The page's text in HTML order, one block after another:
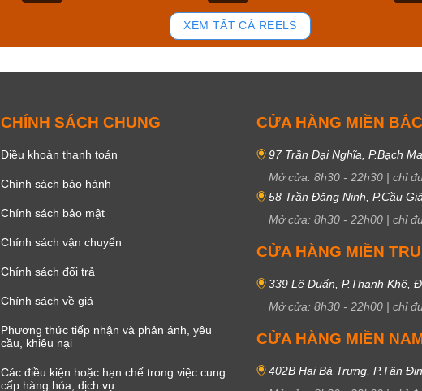
51
XEM TẤT CẢ REELS
CHÍNH SÁCH CHUNG
Điều khoản thanh toán
Chính sách bảo hành
Chính sách bảo mật
Chính sách vận chuyển
Chính sách đổi trả
Chính sách về giá
Phương thức tiếp nhận và phản ánh, yêu
cầu, khiêu nại
Các điều kiện hoặc hạn chế trong việc cung
cấp hàng hóa, dịch vụ
CỬA HÀNG MIỀN BẮC
97 Trần Đại Nghĩa, P.Bạch
Mở cửa: 8h30 - 22h30 | chỉ
58 Trần Đăng Ninh, P.Cầu
Mở cửa: 8h30 - 22h00 | chỉ
CỬA HÀNG MIỀN
339 Lê Duẩn, P.Thanh Khê,
Mở cửa: 8h30 - 22h00 | chỉ
CỬA HÀNG MIỀN
402B Hai Bà Trưng, P.Tân